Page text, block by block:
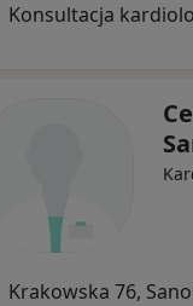
Konsultacja
Krakowska 76,